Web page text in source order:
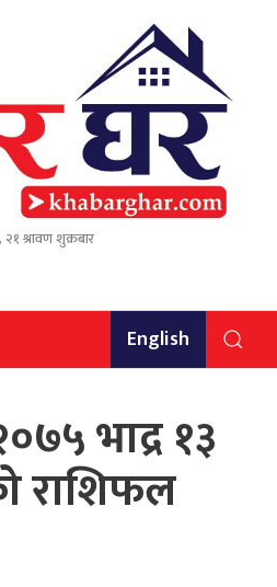
श्रावण शुक्रबार
English
भाद्र १३
राशिफल